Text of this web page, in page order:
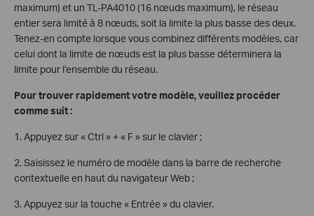
maximum) et un TL-PA4010 (16 nœuds maximum), le réseau
entier sera limité à 8 nœuds, soit la limite la plus basse des deux.
Tenez-en compte lorsque vous combinez différents modèles, car
celui dont la limite de nœuds est la plus basse déterminera la
limite pour l’ensemble du réseau.
Pour trouver rapidement votre modèle, veuillez procéder
comme suit :
1. Appuyez sur « Ctrl » + « F » sur le clavier ;
2. Saisissez le numéro de modèle dans la barre de recherche
contextuelle en haut du navigateur Web ;
3. Appuyez sur la touche « Entrée » du clavier.